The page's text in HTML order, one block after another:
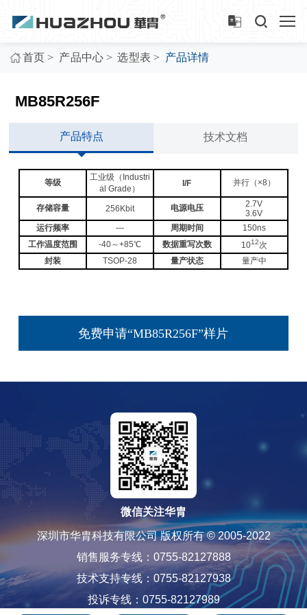
首页 > 产品中心 > 选型表 > 产品详情
MB85R256F
产品特点 技术文档
等级
工业级（Industri
al Grade）
I/F 并行（×8）
存储容量 256Kbit 电源电压
2.7V
3.6V
运行频率
― 周期时间
150ns
工作温度范围
-40～+85℃ 数据重写次数 1012次
封装
TSOP-28 量产状态 量产中
免费申请“MB85R256F”样片
微信关注华胄
深圳市华胄科技有限公司 版权所有 © 2005-2022
销售服务专线：0755-82127888
技术支持专线：0755-82127938
投诉专线：0755-82127989